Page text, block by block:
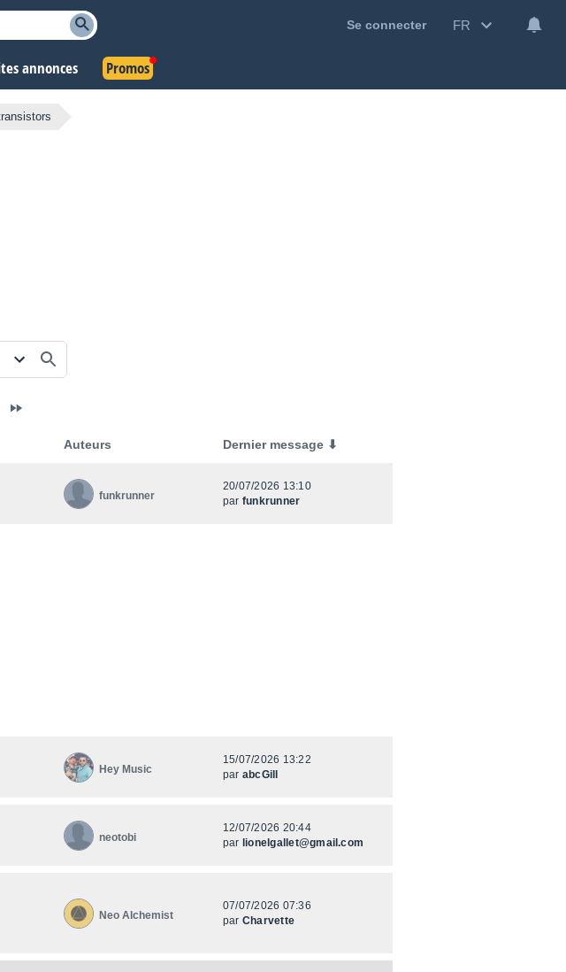
Se connecter FR
annonces Promos
Auteurs Dernier message ⬇
funkrunner
20/07/2026 13:10
par funkrunner
Hey Music
15/07/2026 13:22
par abcGill
neotobi
12/07/2026 20:44
par lionelgallet@gmail.com
Neo Alchemist
07/07/2026 07:36
par Charvette